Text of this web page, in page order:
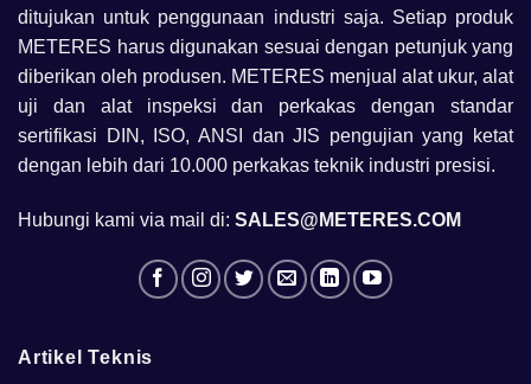
ditujukan untuk penggunaan industri saja. Setiap produk
METERES harus digunakan sesuai dengan petunjuk yang
diberikan oleh produsen. METERES menjual alat ukur, alat
uji dan alat inspeksi dan perkakas dengan standar
sertifikasi DIN, ISO, ANSI dan JIS pengujian yang ketat
dengan lebih dari 10.000 perkakas teknik industri presisi.
Hubungi kami via mail di: SALES@METERES.COM
Artikel Teknis